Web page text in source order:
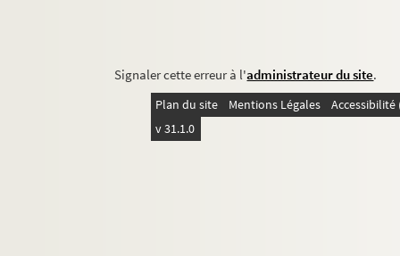
Signaler cette erreur à l'administrateur du site.
Plan du site Mentions Légales
v 31.1.0